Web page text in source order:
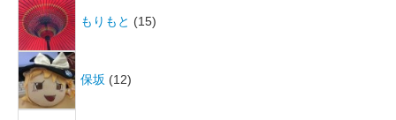
もりもと (15)
保坂 (12)